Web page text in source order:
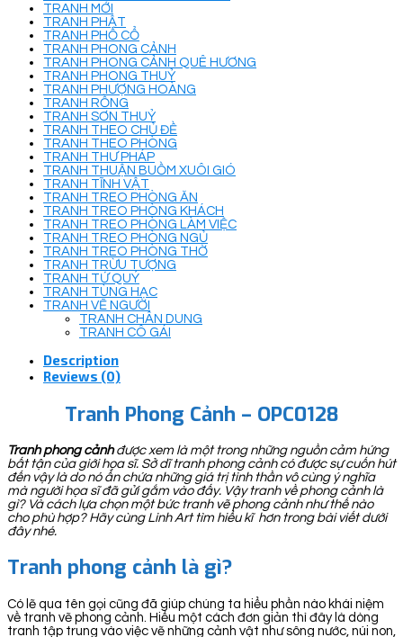
TRANH MỚI
TRANH PHẬT
TRANH PHỐ CỔ
TRANH PHONG CẢNH
TRANH PHONG CẢNH QUÊ HƯƠNG
TRANH PHONG THUỶ
TRANH PHƯỢNG HOÀNG
TRANH RỒNG
TRANH SƠN THUỶ
TRANH THEO CHỦ ĐỀ
TRANH THEO PHÒNG
TRANH THƯ PHÁP
TRANH THUẬN BUỒM XUÔI GIÓ
TRANH TĨNH VẬT
TRANH TREO PHÒNG ĂN
TRANH TREO PHÒNG KHÁCH
TRANH TREO PHÒNG LÀM VIỆC
TRANH TREO PHÒNG NGỦ
TRANH TREO PHÒNG THỜ
TRANH TRỪU TƯỢNG
TRANH TỨ QUÝ
TRANH TÙNG HẠC
TRANH VẼ NGƯỜI
TRANH CHÂN DUNG
TRANH CÔ GÁI
Description
Reviews (0)
Tranh Phong Cảnh – OPC0128
Tranh phong cảnhđược xem là một trong những nguồn cảm hứng
bất tận của giới họa sĩ. Sở dĩ tranh phong cảnh có được sự cuốn hút
đến vậy là do nó ẩn chứa những giá trị tinh thần vô cùng ý nghĩa
mà người họa sĩ đã gửi gắm vào đấy. Vậy tranh về phong cảnh là
gì? Và cách lựa chọn một bức tranh vẽ phong cảnh như thế nào
cho phù hợp? Hãy cùng Linh Art tìm hiểu kĩ hơn trong bài viết dưới
đây nhé.
Tranh phong cảnh là gì?
Có lẽ qua tên gọi cũng đã giúp chúng ta hiểu phần nào khái niệm
về tranh vẽ phong cảnh. Hiểu một cách đơn giản thì đây là dòng
tranh tập trung vào việc vẽ những cảnh vật như sông nước, núi non,